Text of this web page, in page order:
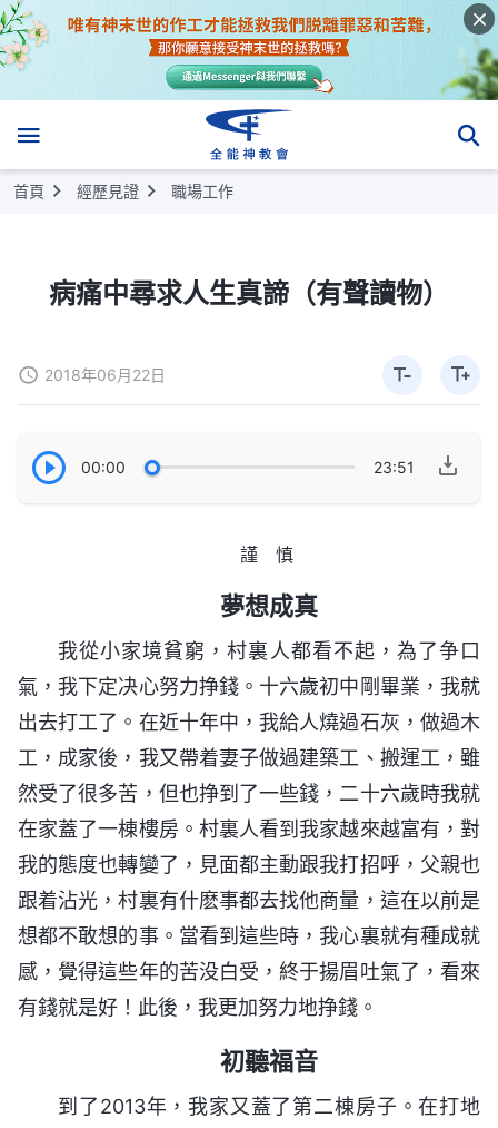
首頁 經歷見證 職場工作
病痛中尋求人生真諦（有聲讀物）
2018年06月22日
00:00 23:51
謹 慎
夢想成真
我從小家境貧窮，村裏人都看不起，為了争口
氣，我下定决心努力挣錢。十六歲初中剛畢業，我就
出去打工了。在近十年中，我給人燒過石灰，做過木
工，成家後，我又帶着妻子做過建築工、搬運工，雖
然受了很多苦，但也挣到了一些錢，二十六歲時我就
在家蓋了一棟樓房。村裏人看到我家越來越富有，對
我的態度也轉變了，見面都主動跟我打招呼，父親也
跟着沾光，村裏有什麽事都去找他商量，這在以前是
想都不敢想的事。當看到這些時，我心裏就有種成就
感，覺得這些年的苦没白受，終于揚眉吐氣了，看來
有錢就是好！此後，我更加努力地挣錢。
初聽福音
到了2013年，我家又蓋了第二棟房子。在打地